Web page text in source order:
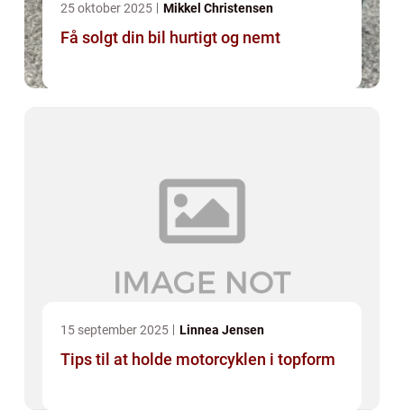
25 oktober 2025 Mikkel Christensen
Få solgt din bil hurtigt og nemt
15 september 2025 Linnea Jensen
Tips til at holde motorcyklen i topform